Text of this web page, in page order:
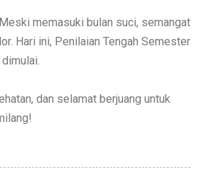
info mendalam tentang peluang
Gozaimasu!
Hari ini, Penilaian Tengah Semester